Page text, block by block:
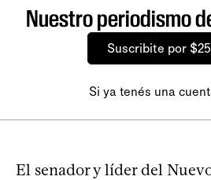
Nuestro periodismo
Suscribite por
Si ya tenés una
El senador y líder del